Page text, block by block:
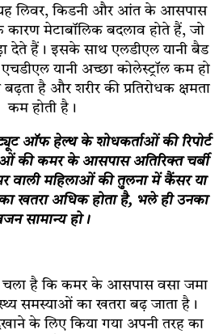
लिवर, किडनी और आंत के आसपास
कारण मेटाबॉलिक बदलाव होते हैं, जो
देते हैं। इसके साथ एलडीएल यानी बैड
यानी अच्छा कोलेस्ट्रॉल कम हो
है और शरीर की प्रतिरोधक क्षमता
कम होती है।
ऑफ हेल्थ के शोधकर्ताओं की रिपोर्ट
की कमर के आसपास अतिरिक्त चर्बी
वाली महिलाओं की तुलना में कैंसर या
खतरा अधिक होता है, भले ही उनका
सामान्य हो।
चला है कि कमर के आसपास वसा जमा
समस्याओं का खतरा बढ़ जाता है।
के लिए किया गया अपनी तरह का